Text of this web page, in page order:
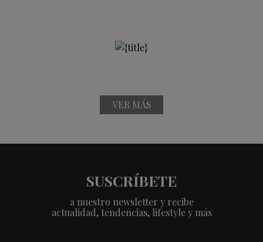
VER MÁS
SUSCRÍBETE
a nuestro newsletter y recibe
actualidad, tendencias, lifestyle y más